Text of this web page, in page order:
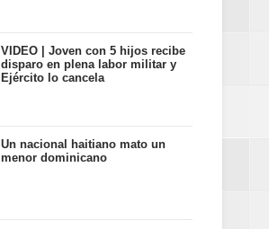
VIDEO | Joven con 5 hijos recibe
disparo en plena labor militar y
Ejército lo cancela
Un nacional haitiano mato un
menor dominicano